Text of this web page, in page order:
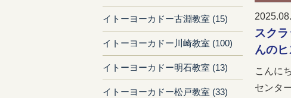
スク
んの
こんに
センタ
イトーヨーカドー古淵教室 (15)
イトーヨーカドー川崎教室 (100)
イトーヨーカドー明石教室 (13)
イトーヨーカドー松戸教室 (33)